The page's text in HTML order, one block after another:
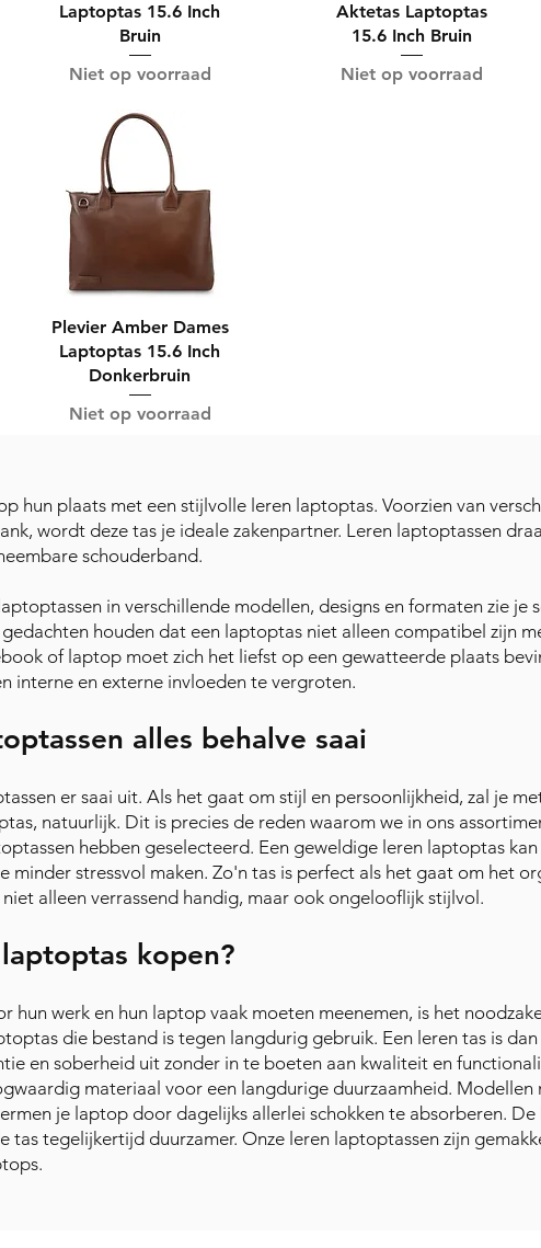
Laptoptas 15.6 Inch
Bruin
Niet op voorraad
Aktetas Laptoptas
15.6 Inch Bruin
Niet op voorraad
Plevier Amber Dames
Laptoptas 15.6 Inch
Donkerbruin
Niet op voorraad
hun plaats met een stijlvolle leren laptoptas. Voorzien van
wordt deze tas je ideale zakenpartner. Leren laptoptassen
schouderband.
in verschillende modellen, designs en formaten zie je
houden dat een laptoptas niet alleen compatibel zijn
of laptop moet zich het liefst op een gewatteerde plaats
interne en externe invloeden te vergroten.
alles behalve saai
er saai uit. Als het gaat om stijl en persoonlijkheid, zal je
natuurlijk. Dit is precies de reden waarom we in ons
hebben geselecteerd. Een geweldige leren laptoptas
minder stressvol maken. Zo'n tas is perfect als het gaat om het
alleen verrassend handig, maar ook ongelooflijk stijlvol.
kopen?
hun werk en hun laptop vaak moeten meenemen, is het
die bestand is tegen langdurig gebruik. Een leren tas is
en soberheid uit zonder in te boeten aan kwaliteit en
materiaal voor een langdurige duurzaamheid. Modellen
je laptop door dagelijks allerlei schokken te absorberen.
tas tegelijkertijd duurzamer. Onze leren laptoptassen zijn